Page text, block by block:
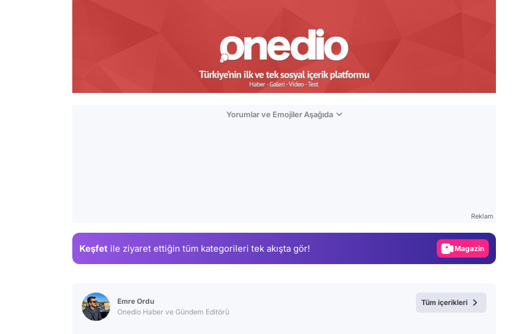
Yorumlar ve Emojiler Aşağıda
Reklam
Keşfet ile ziyaret ettiğin tüm kategorileri tek akışta gör!
Gündem
Magazin
Video
Emre Ordu
Onedio Haber ve Gündem Editörü
Tüm içerikleri